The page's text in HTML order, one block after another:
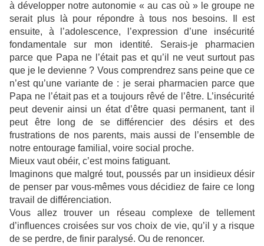
à développer notre autonomie « au cas où » le groupe ne
serait plus là pour répondre à tous nos besoins. Il est
ensuite, à l’adolescence, l’expression d’une insécurité
fondamentale sur mon identité. Serais-je pharmacien
parce que Papa ne l’était pas et qu’il ne veut surtout pas
que je le devienne ? Vous comprendrez sans peine que ce
n’est qu’une variante de : je serai pharmacien parce que
Papa ne l’était pas et a toujours rêvé de l’être. L’insécurité
peut devenir ainsi un état d’être quasi permanent, tant il
peut être long de se différencier des désirs et des
frustrations de nos parents, mais aussi de l’ensemble de
notre entourage familial, voire social proche.
Mieux vaut obéir, c’est moins fatiguant.
Imaginons que malgré tout, poussés par un insidieux désir
de penser par vous-mêmes vous décidiez de faire ce long
travail de différenciation.
Vous allez trouver un réseau complexe de tellement
d’influences croisées sur vos choix de vie, qu’il y a risque
de se perdre, de finir paralysé. Ou de renoncer.